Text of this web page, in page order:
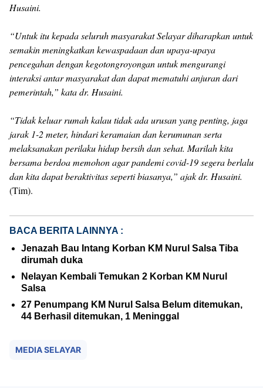
Husaini.
“Untuk itu kepada seluruh masyarakat Selayar diharapkan untuk
semakin meningkatkan kewaspadaan dan upaya-upaya
pencegahan dengan kegotongroyongan untuk mengurangi
interaksi antar masyarakat dan dapat mematuhi anjuran dari
pemerintah,” kata dr. Husaini.
“Tidak keluar rumah kalau tidak ada urusan yang penting, jaga
jarak 1-2 meter, hindari keramaian dan kerumunan serta
melaksanakan perilaku hidup bersih dan sehat. Marilah kita
bersama berdoa memohon agar pandemi covid-19 segera berlalu
dan kita dapat beraktivitas seperti biasanya,” ajak dr. Husaini.
(Tim).
BACA BERITA LAINNYA :
Jenazah Bau Intang Korban KM Nurul Salsa Tiba
dirumah duka
Nelayan Kembali Temukan 2 Korban KM Nurul
Salsa
27 Penumpang KM Nurul Salsa Belum ditemukan,
44 Berhasil ditemukan, 1 Meninggal
MEDIA SELAYAR